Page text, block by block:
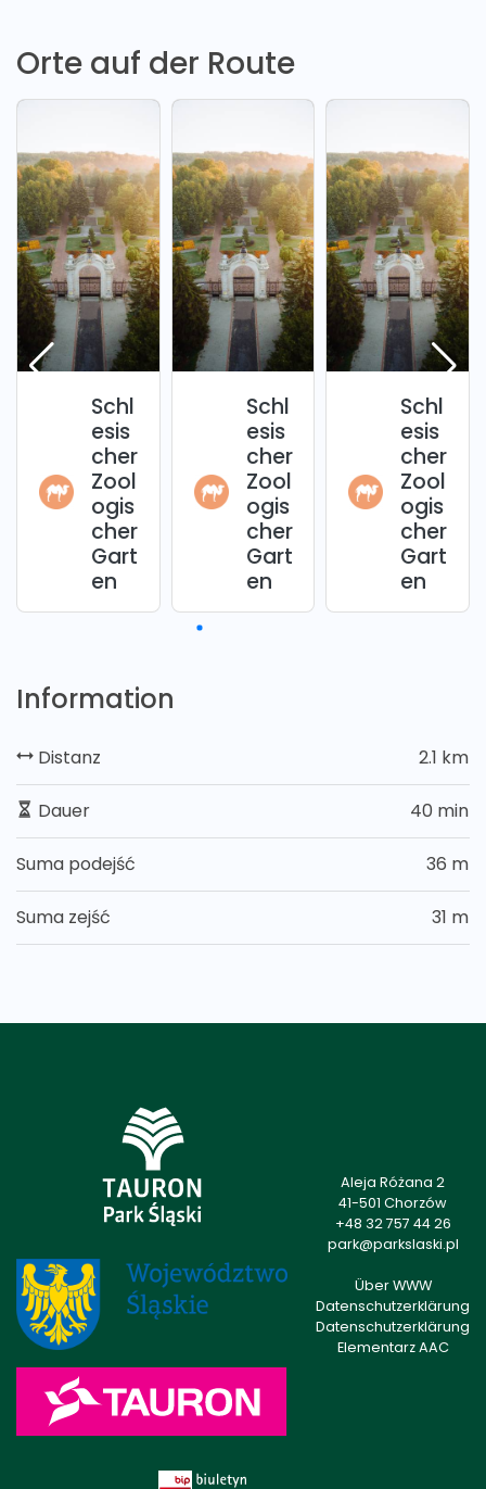
Orte auf der Route
Schl
esis
cher
Zool
ogis
cher
Gart
en
Schl
esis
cher
Zool
ogis
cher
Gart
en
Schl
esis
cher
Zool
ogis
cher
Gart
en
Information
Distanz 2.1 km
Dauer 40 min
Suma podejść 36 m
Suma zejść 31 m
Aleja Różana 2
41-501 Chorzów
+48 32 757 44 26
park@parkslaski.pl
Über WWW
Datenschutzerklärung
Datenschutzerklärung
Elementarz AAC